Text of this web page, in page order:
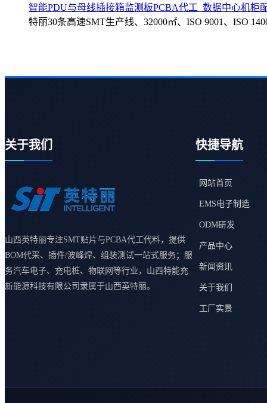
智能PDU与母线插接箱监测板PCBA代工_数据中心机柜
特丽30条高速SMT生产线、32000㎡、ISO 9001、ISO
关于我们
山西英特丽专注SMT贴片与PCBA代工代料，提供
BOM代采、插件/波峰焊、组装测试一站式服务；服
务汽车电子、充电桩、物联网等行业，山西特能充
新能源科技有限公司隶属于山西英特丽。
快捷导航
网站首页
EMS电子制造
ODM研发
产品中心
新闻资讯
关于我们
工厂实景